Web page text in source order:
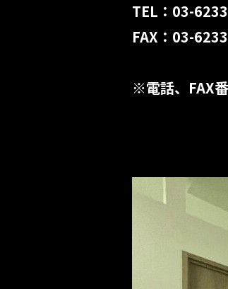
TEL：03-
FAX：03-
※電話、FAX